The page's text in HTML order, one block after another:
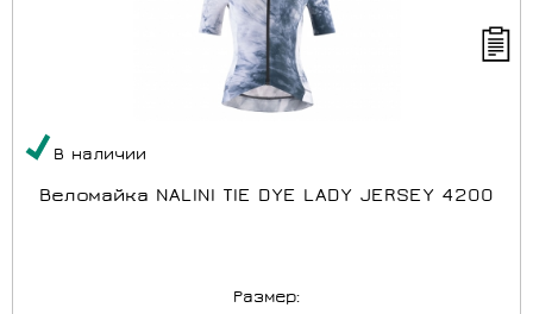
В наличии
Веломайка NALINI TIE DYE LADY JERSEY 4200
Размер: